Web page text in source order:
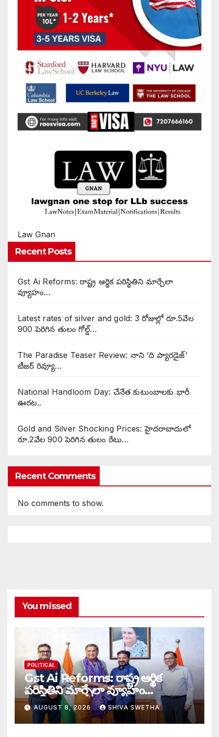
Law Gnan
Recent Posts
Gst Ai Reforms: రాష్ట్ర ఆర్థిక పరిస్థితిని మార్చేలా
వ్యూహం…
Latest rates of silver and gold: 3 రోజుల్లో రూ.5వేల
900 పెరిగిన తులం గోల్డ్…
The Paradise Teaser Review: నాని ‘ది ప్యారడైజ్’
టీజర్ రివ్యూ…
National Handloom Day: చేనేత కుటుంబాలకు భారీ
ఊరట..
Gold and Silver Shocking Prices: హైదరాబాదులో
రూ.2వేల 900 పెరిగిన తులం రేటు…
Recent Comments
No comments to show.
You missed
POLITICAL
Gst Ai Reforms: రాష్ట్ర ఆర్థిక
పరిస్థితిని మార్చేలా వ్యూహం…
AUGUST 8, 2026 SHIVA SWETHA